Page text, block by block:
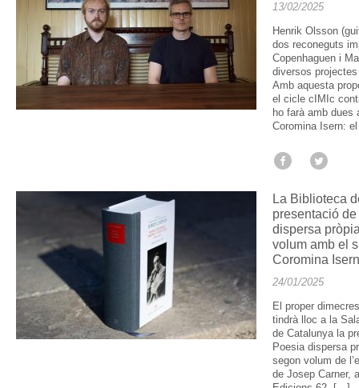
13/02/2025
Henrik Olsson
dos reconeguts
Copenhaguen i
diversos
Amb aquesta
el cicle cIMIc
ho farà amb
Coromina Isern:
La Biblioteca
presentació
dispersa
volum amb el
Coromina Isern
24/01/2025
El proper
tindrà lloc a la
de Catalunya la
Poesia dispersa
segon volum de
de Josep Carner,